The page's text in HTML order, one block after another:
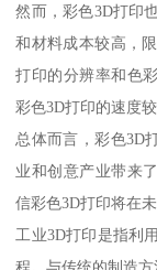
然而，彩色3D打印
和材料成本较高，
打印的分辨率和色
彩色3D打印的速度
总体而言，彩色3D
业和创意产业带来
信彩色3D打印将在
工业3D打印是指利